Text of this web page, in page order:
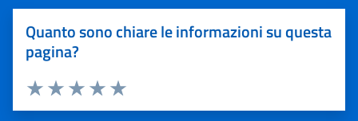
Quanto sono chiare le informazioni su questa
pagina?
Valuta 5 stelle su 5
Valuta 4 stelle su 5
Valuta 3 stelle su 5
Valuta 2 stelle su 5
Valuta 1 stelle su 5